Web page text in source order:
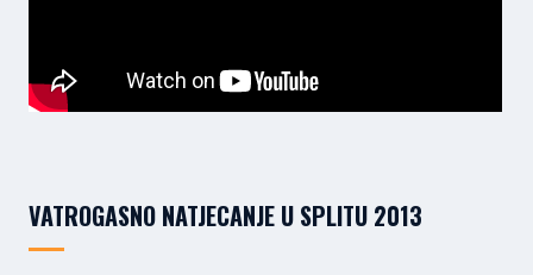
VATROGASNO NATJECANJE U SPLITU 2013